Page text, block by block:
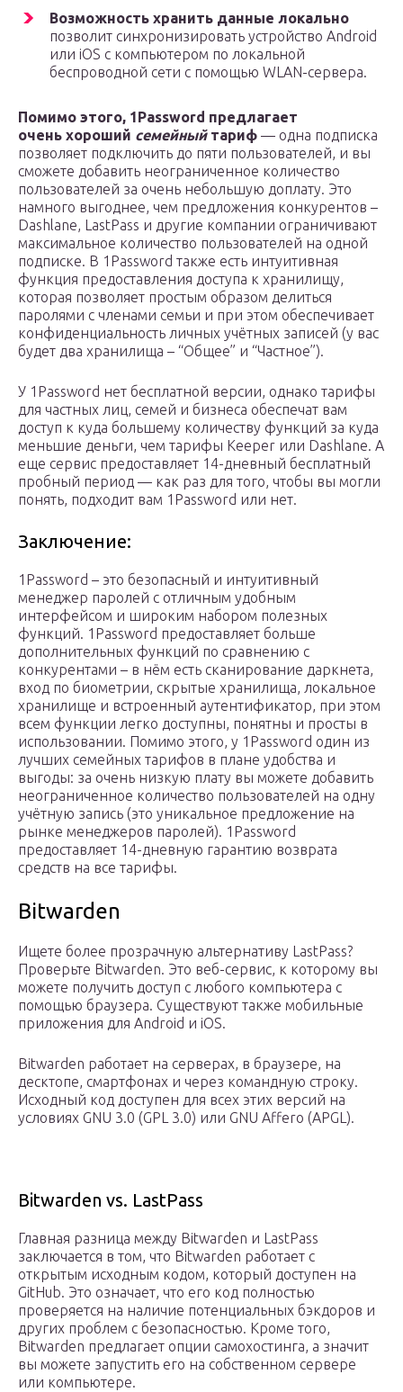
Возможность хранить данные локально
позволит синхронизировать устройство Android
или iOS с компьютером по локальной
беспроводной сети с помощью WLAN-сервера.
Помимо этого, 1Password предлагает
очень хороший семейныйтариф — одна подписка
позволяет подключить до пяти пользователей, и вы
сможете добавить неограниченное количество
пользователей за очень небольшую доплату. Это
намного выгоднее, чем предложения конкурентов –
Dashlane, LastPass и другие компании ограничивают
максимальное количество пользователей на одной
подписке. В 1Password также есть интуитивная
функция предоставления доступа к хранилищу,
которая позволяет простым образом делиться
паролями с членами семьи и при этом обеспечивает
конфиденциальность личных учётных записей (у вас
будет два хранилища – “Общее” и “Частное”).
У 1Password нет бесплатной версии, однако тарифы
для частных лиц, семей и бизнеса обеспечат вам
доступ к куда большему количеству функций за куда
меньшие деньги, чем тарифы Keeper или Dashlane. А
еще сервис предоставляет 14-дневный бесплатный
пробный период — как раз для того, чтобы вы могли
понять, подходит вам 1Password или нет.
Заключение:
1Password – это безопасный и интуитивный
менеджер паролей с отличным удобным
интерфейсом и широким набором полезных
функций. 1Password предоставляет больше
дополнительных функций по сравнению с
конкурентами – в нём есть сканирование даркнета,
вход по биометрии, скрытые хранилища, локальное
хранилище и встроенный аутентификатор, при этом
всем функции легко доступны, понятны и просты в
использовании. Помимо этого, у 1Password один из
лучших семейных тарифов в плане удобства и
выгоды: за очень низкую плату вы можете добавить
неограниченное количество пользователей на одну
учётную запись (это уникальное предложение на
рынке менеджеров паролей). 1Password
предоставляет 14-дневную гарантию возврата
средств на все тарифы.
Bitwarden
Ищете более прозрачную альтернативу LastPass?
Проверьте Bitwarden. Это веб-сервис, к которому вы
можете получить доступ с любого компьютера с
помощью браузера. Существуют также мобильные
приложения для Android и iOS.
Bitwarden работает на серверах, в браузере, на
десктопе, смартфонах и через командную строку.
Исходный код доступен для всех этих версий на
условиях GNU 3.0 (GPL 3.0) или GNU Affero (APGL).
Bitwarden vs. LastPass
Главная разница между Bitwarden и LastPass
заключается в том, что Bitwarden работает с
открытым исходным кодом, который доступен на
GitHub. Это означает, что его код полностью
проверяется на наличие потенциальных бэкдоров и
других проблем с безопасностью. Кроме того,
Bitwarden предлагает опции самохостинга, а значит
вы можете запустить его на собственном сервере
или компьютере.